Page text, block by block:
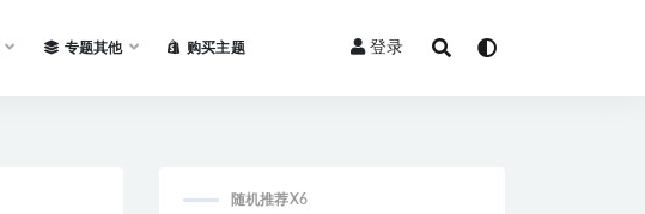
专题其他 购买主题 登录
随机推荐X6